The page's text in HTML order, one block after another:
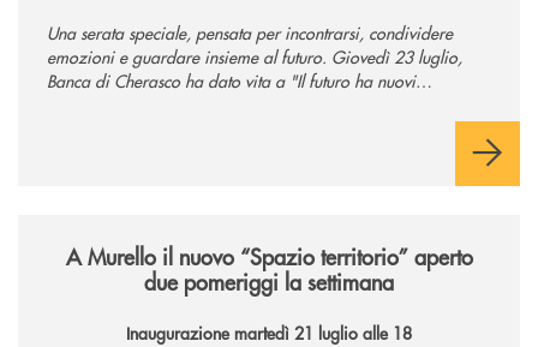
Una serata speciale, pensata per incontrarsi, condividere
emozioni e guardare insieme al futuro. Giovedì 23 luglio,
Banca di Cherasco ha dato vita a "Il futuro ha nuovi
A Murello il nuovo “Spazio territorio” aperto
due pomeriggi la settimana
Inaugurazione martedì 21 luglio alle 18